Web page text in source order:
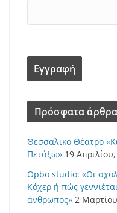
Πρόσφατα άρθρα
Θεσσαλικό Θέατρο
Πετάξω» 19
Opbo studio: «Οι
Κόχερ ή πώς
άνθρωπος» 2